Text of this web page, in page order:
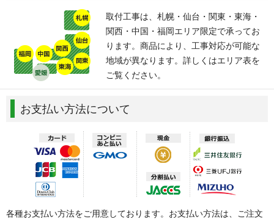
取付工事は、札幌・仙台・関東・東海・
関西・中国・福岡エリア限定で承ってお
ります。商品により、工事対応が可能な
地域が異なります。詳しくはエリア表を
ご覧ください。
お支払い方法について
各種お支払い方法をご用意しております。お支払い方法は、ご注文